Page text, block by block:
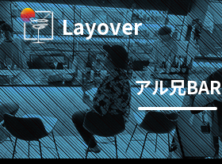
Layover
アル兄BAR